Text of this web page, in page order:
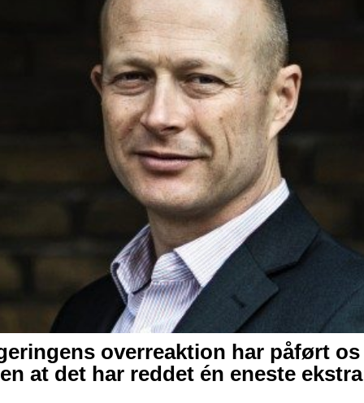
overreaktion har påført
at det har reddet én eneste